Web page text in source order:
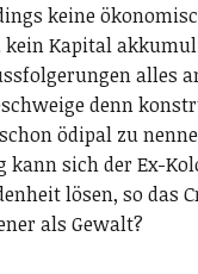
keine
Kapital
alles
denn
ödipal zu
kann sich der Ex-
lösen, so das
als Gewalt?